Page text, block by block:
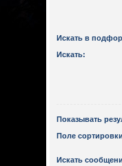
Искать в
Искать:
Показывать
Поле
Искать